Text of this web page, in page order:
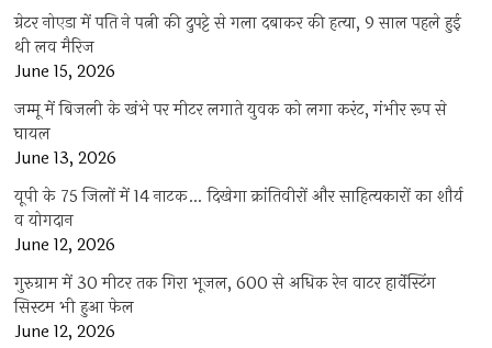
ग्रेटर नोएडा में पति ने पत्नी की दुपट्टे से गला दबाकर की हत्या, 9 साल पहले हुई
थी लव मैरिज
June 15, 2026
जम्मू में बिजली के खंभे पर मीटर लगाते युवक को लगा करंट, गंभीर रूप से
घायल
June 13, 2026
यूपी के 75 जिलों में 14 नाटक… दिखेगा क्रांतिवीरों और साहित्यकारों का शौर्य
व योगदान
June 12, 2026
गुरुग्राम में 30 मीटर तक गिरा भूजल, 600 से अधिक रेन वाटर हार्वेस्टिंग
सिस्टम भी हुआ फेल
June 12, 2026